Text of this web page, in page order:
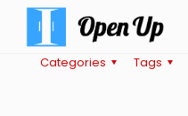
Categories Tags